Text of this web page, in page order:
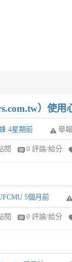
）使
4星期前 舉報
閱 0 評論/給分
5個月前
閱 0 評論/給分